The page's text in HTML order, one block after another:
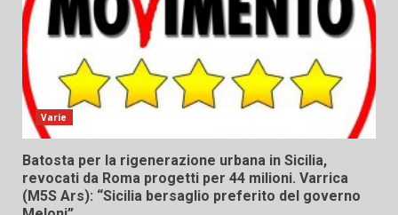
Varie
Batosta per la rigenerazione urbana in Sicilia,
revocati da Roma progetti per 44 milioni. Varrica
(M5S Ars): “Sicilia bersaglio preferito del governo